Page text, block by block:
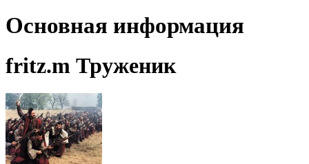
Основная информация
fritz.m Труженик